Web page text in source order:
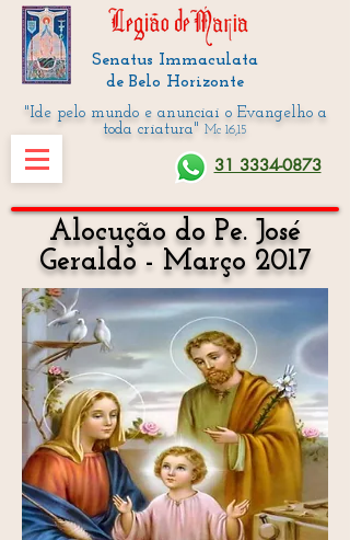
Senatus Immaculata
de Belo Horizonte
"Ide pelo mundo e anunciai o Evangelho a
toda criatura" Mc 16,15
31 3334-0873
Alocução do Pe. José
Geraldo - Março 2017